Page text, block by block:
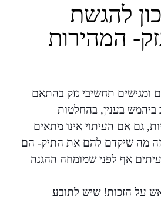
להגשת
המהירות
ומגישים תחשיבי נזק בהתאם
בענין, בהחלטות
גם אם העיתוי אינו מתאים
מה שיקדם להם את התיק- הם
אף לפני שמומחה ההגנה
על הזכות! שיש לתובע